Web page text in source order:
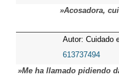
»Acosadora,
Autor: Cuidado
7 meses
613737494
»Me ha llamado pidiendo